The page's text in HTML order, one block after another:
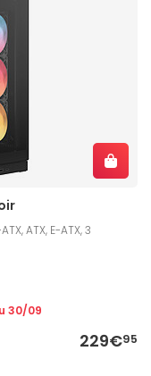
ATX, E-ATX, 3
30/09
229€95